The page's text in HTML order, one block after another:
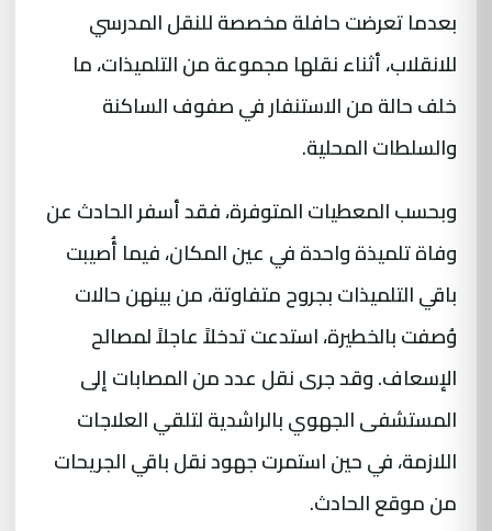
بعدما تعرضت حافلة مخصصة للنقل المدرسي
للانقلاب، أثناء نقلها مجموعة من التلميذات، ما
خلف حالة من الاستنفار في صفوف الساكنة
والسلطات المحلية.
وبحسب المعطيات المتوفرة، فقد أسفر الحادث عن
وفاة تلميذة واحدة في عين المكان، فيما أُصيبت
باقي التلميذات بجروح متفاوتة، من بينهن حالات
وُصفت بالخطيرة، استدعت تدخلاً عاجلاً لمصالح
الإسعاف. وقد جرى نقل عدد من المصابات إلى
المستشفى الجهوي بالراشدية لتلقي العلاجات
اللازمة، في حين استمرت جهود نقل باقي الجريحات
من موقع الحادث.